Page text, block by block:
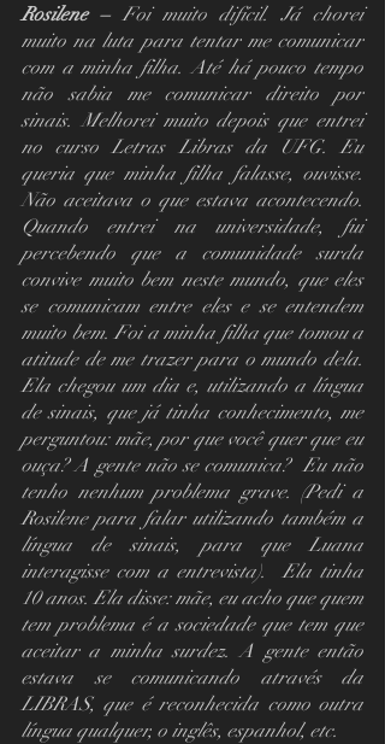
Rosilene – Foi muito difícil. Já chorei
muito na luta para tentar me comunicar
com a minha filha. Até há pouco tempo
não sabia me comunicar direito por
sinais. Melhorei muito depois que entrei
no curso Letras Libras da UFG. Eu
queria que minha filha falasse, ouvisse.
Não aceitava o que estava acontecendo.
Quando entrei na universidade, fui
percebendo que a comunidade surda
convive muito bem neste mundo, que eles
se comunicam entre eles e se entendem
muito bem. Foi a minha filha que tomou a
atitude de me trazer para o mundo dela.
Ela chegou um dia e, utilizando a língua
de sinais, que já tinha conhecimento, me
perguntou: mãe, por que você quer que eu
ouça? A gente não se comunica?  Eu não
tenho nenhum problema grave. (Pedi a
Rosilene para falar utilizando também a
língua de sinais, para que Luana
interagisse com a entrevista).  Ela tinha
10 anos. Ela disse: mãe, eu acho que quem
tem problema é a sociedade que tem que
aceitar a minha surdez. A gente então
estava se comunicando através da
LIBRAS, que é reconhecida como outra
língua qualquer, o inglês, espanhol, etc.